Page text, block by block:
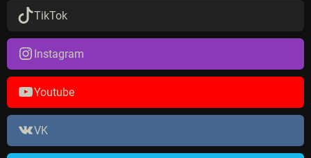
TikTok
Instagram
Youtube
VK